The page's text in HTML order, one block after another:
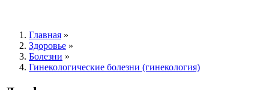
Главная »
Здоровье »
Болезни »
Гинекологические болезни (гинекология)